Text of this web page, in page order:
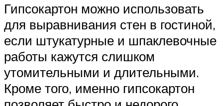
Гипсокартон можно использовать
для выравнивания стен в гостиной,
если штукатурные и шпаклевочные
работы кажутся слишком
утомительными и длительными.
Кроме того, именно гипсокартон